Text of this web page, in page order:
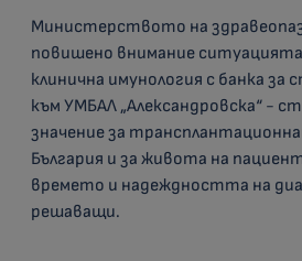
Министерството на
повишено внимание
клинична имунология с банка за
към УМБАЛ „Александровска“ -
значение за
България и за живота на
времето и надеждността на
решаващи.